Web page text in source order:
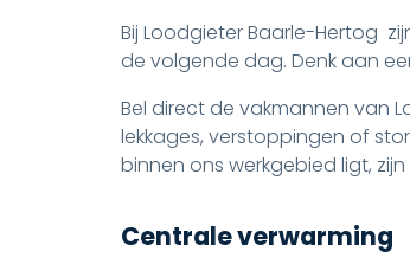
Bij Loodgieter Baarle-Hertog
de volgende dag. Denk aan
Bel direct de vakmannen van
lekkages, verstoppingen of
binnen ons werkgebied ligt,
Centrale verwarming